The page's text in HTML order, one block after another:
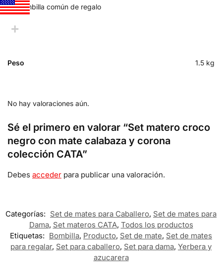
Bombilla común de regalo
Peso 1.5 kg
No hay valoraciones aún.
Sé el primero en valorar “Set matero croco
negro con mate calabaza y corona
colección CATA”
Debes acceder para publicar una valoración.
Categorías: Set de mates para Caballero, Set de mates para
Dama, Set materos CATA, Todos los productos
Etiquetas: Bombilla, Producto, Set de mate, Set de mates
para regalar, Set para caballero, Set para dama, Yerbera y
azucarera